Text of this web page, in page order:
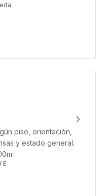
piso, orientación,
y estado general.